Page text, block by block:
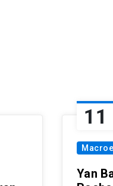
11
Yan